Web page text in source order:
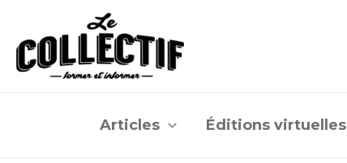
contenu
Articles Éditions virtuelles